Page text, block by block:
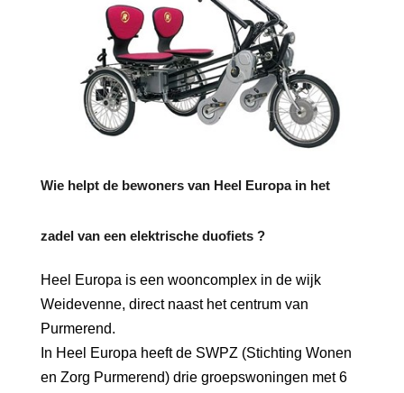
Wie helpt de bewoners van Heel Europa in het
zadel van een elektrische duofiets ?
Heel Europa is een wooncomplex in de wijk
Weidevenne, direct naast het centrum van
Purmerend.
In Heel Europa heeft de SWPZ (Stichting Wonen
en Zorg Purmerend) drie groepswoningen met 6